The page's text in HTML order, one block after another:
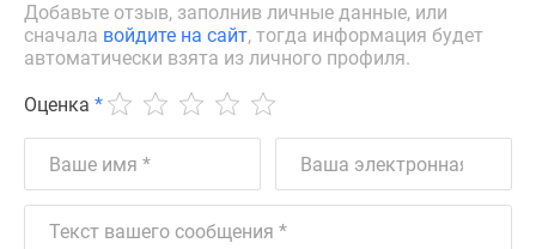
Квартиры
41%
Видео
360°
новостроек
Добавьте отзыв, заполнив личные данные, или
сначала войдите на сайт, тогда информация будет
автоматически взята из личного профиля.
Оценка *